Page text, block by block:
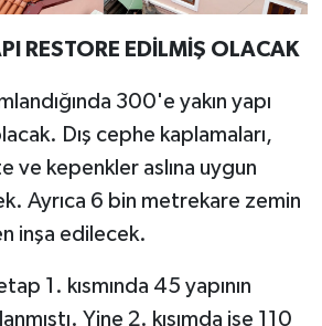
RESTORE EDİLMİŞ OLACAK
300'e yakın yapı
Dış cephe kaplamaları,
ve kepenkler aslına uygun
Ayrıca 6 bin metrekare zemin
inşa edilecek.
1. kısmında 45 yapının
Yine 2. kısımda ise 110